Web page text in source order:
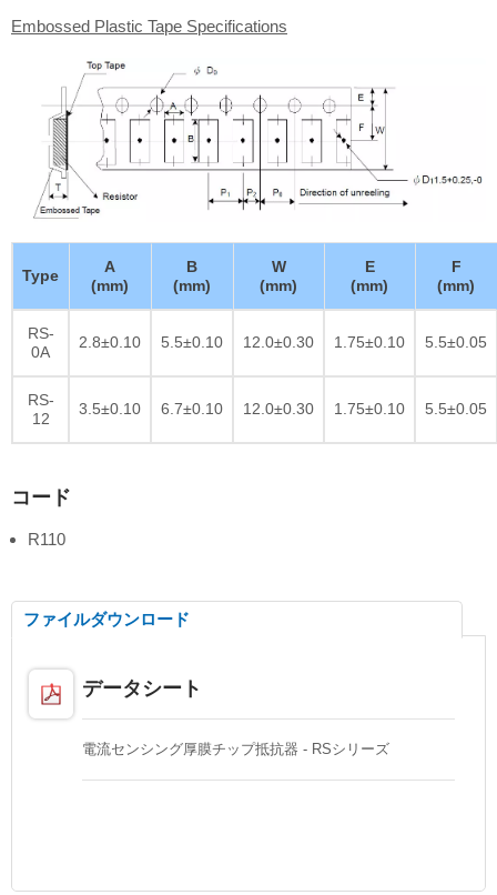
Embossed Plastic Tape Specifications
Type
A
(mm)
B
(mm)
W
(mm)
E
(mm)
F
(mm)
RS-
0A
2.8±0.10 5.5±0.10 12.0±0.30 1.75±0.10 5.5±0.05
RS-
12
3.5±0.10 6.7±0.10 12.0±0.30 1.75±0.10 5.5±0.05
コード
R110
ファイルダウンロード
データシート
電流センシング厚膜チップ抵抗器 - RSシリーズ